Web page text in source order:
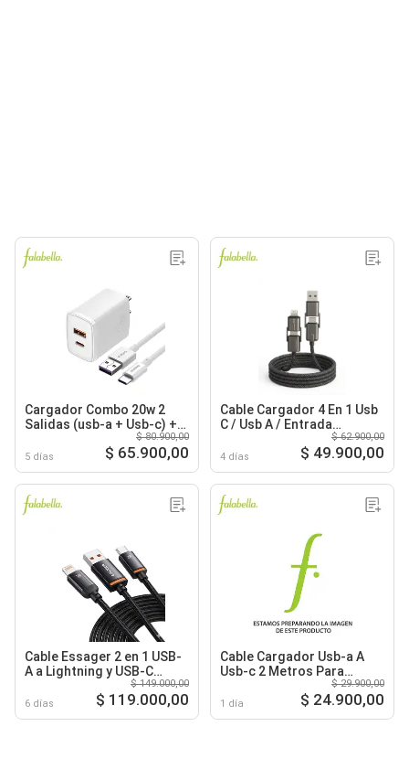
Cargador Combo 20w 2
Salidas (usb-a + Usb-c) +
5 días
$ 80.900,00
$ 65.900,00
Cable Cargador 4 En 1 Usb
C / Usb A / Entrada
4 días
$ 62.900,00
$ 49.900,00
Cable Essager 2 en 1 USB-
A a Lightning y USB-C
6 días
$ 149.000,00
$ 119.000,00
Cable Cargador Usb-a A
Usb-c 2 Metros Para
1 día
$ 29.900,00
$ 24.900,00